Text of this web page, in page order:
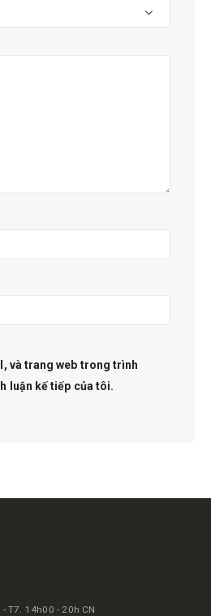
và trang web trong trình
luận kế tiếp của tôi.
T7. 14h00 - 20h CN